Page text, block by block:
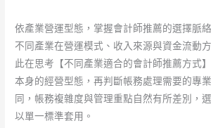
依產業營運型態，掌握會計師推薦的選擇脈絡
不同產業在營運模式、收入來源與資金流動
此在思考【不同產業適合的會計師推薦方式
本身的經營型態，再判斷帳務處理需要的專
同，帳務複雜度與管理重點自然有所差別，
以單一標準套用。